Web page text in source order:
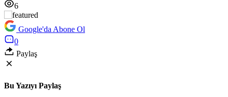
6
Google'da Abone Ol
0
Paylaş
Bu Yazıyı Paylaş